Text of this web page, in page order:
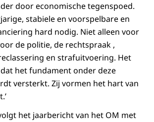
door economische tegenspoed.
stabiele en voorspelbare en
hard nodig. Niet alleen voor
de politie, de rechtspraak ,
en strafuitvoering. Het
het fundament onder deze
versterkt. Zij vormen het hart van
het jaarbericht van het OM met